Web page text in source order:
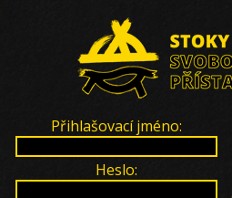
Přihlašovací jméno:
Heslo: